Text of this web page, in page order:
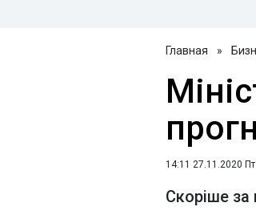
Главная »
14:11 27.11.2020 Пт
Скоріше за